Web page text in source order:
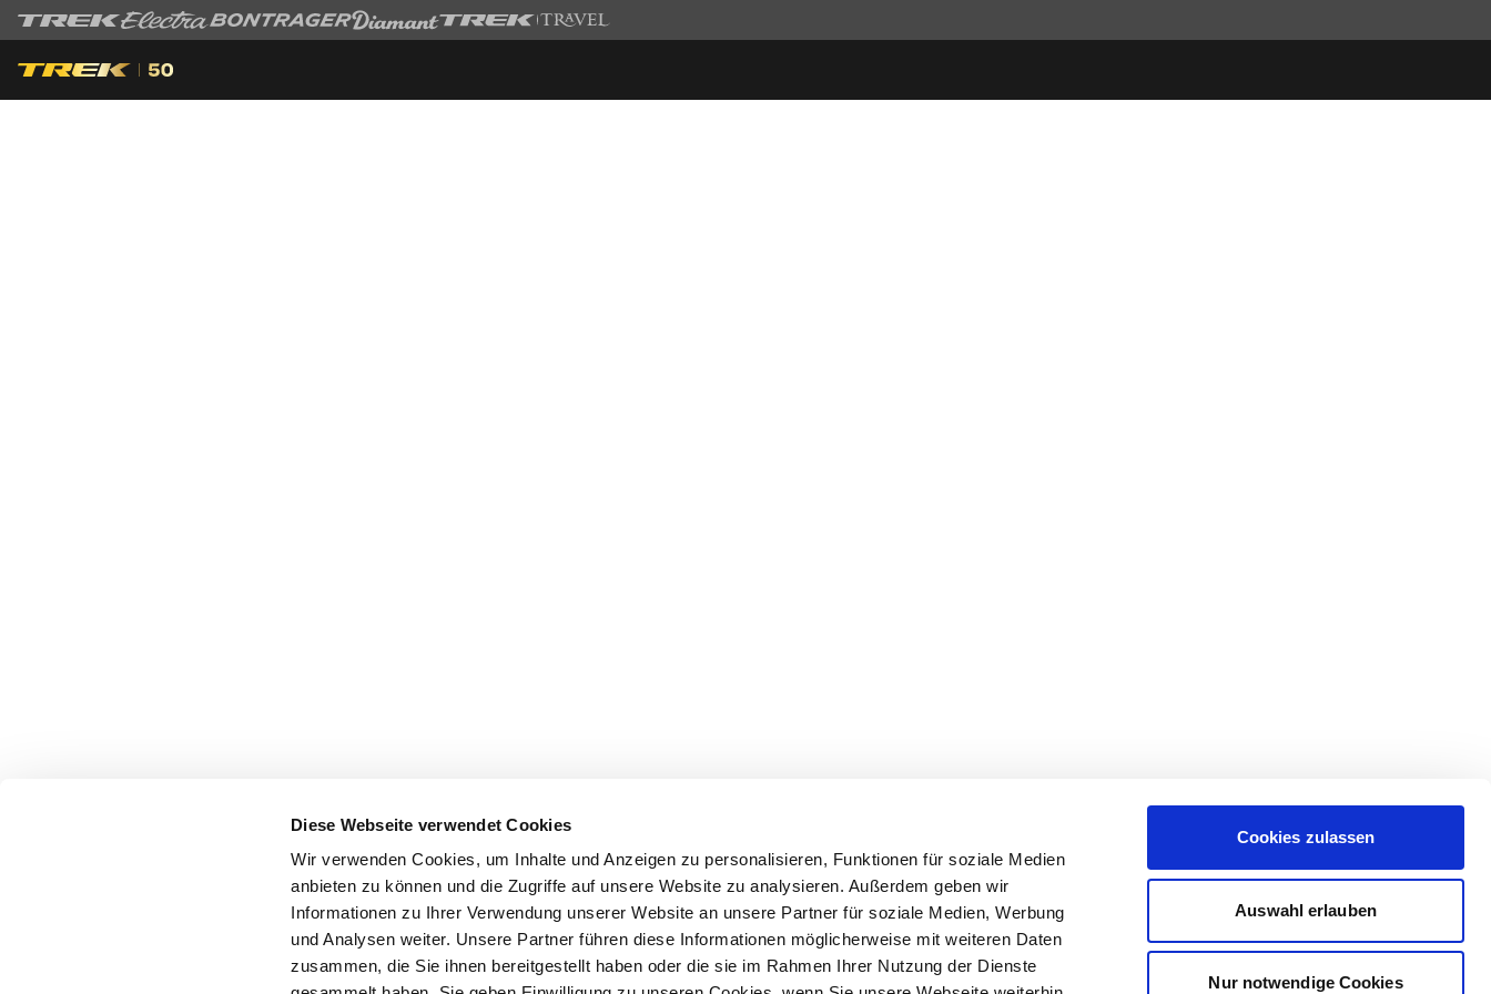
Diese Webseite verwendet Cookies
Wir verwenden Cookies, um Inhalte und Anzeigen zu personalisieren, Funktionen für soziale Medien
anbieten zu können und die Zugriffe auf unsere Website zu analysieren. Außerdem geben wir
Informationen zu Ihrer Verwendung unserer Website an unsere Partner für soziale Medien, Werbung
und Analysen weiter. Unsere Partner führen diese Informationen möglicherweise mit weiteren Daten
zusammen, die Sie ihnen bereitgestellt haben oder die sie im Rahmen Ihrer Nutzung der Dienste
Cookies zulassen
Auswahl erlauben
Nur notwendige Cookies